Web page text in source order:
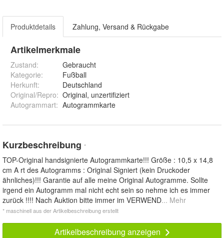
Produktdetails Zahlung, Versand & Rückgabe
Artikelmerkmale
Zustand:
Gebraucht
Kategorie:
Fußball
Herkunft:
Deutschland
Original/Repro: Original, unzertifiziert
Autogrammart: Autogrammkarte
Kurzbeschreibung *
TOP-Original handsignierte Autogrammkarte!!! Größe : 10,5 x 14,8
cm A rt des Autogramms : Original Signiert (kein Druckoder
ähnliches)!!! Garantie auf alle meine Original Autogramme. Sollte
irgend ein Autogramm mal nicht echt sein so nehme ich es immer
zurück !!!! Nach Auktion bitte immer im VERWEND... Mehr
* maschinell aus der Artikelbeschreibung erstellt
Artikelbeschreibung anzeigen